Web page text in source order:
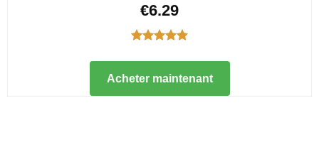
€6.29
sur 5
Acheter maintenant